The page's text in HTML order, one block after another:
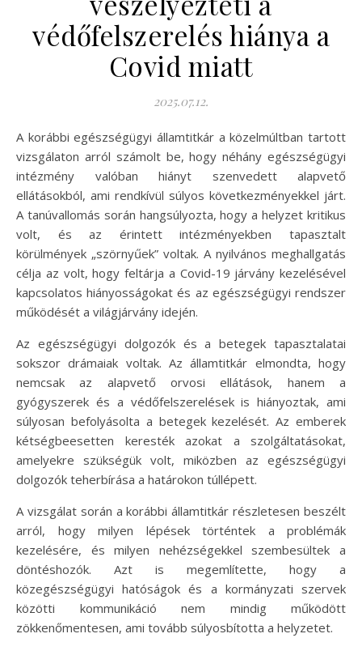
védőfelszerelés hiánya a
Covid miatt
2025.07.12.
A korábbi egészségügyi államtitkár a közelmúltban tartott
vizsgálaton arról számolt be, hogy néhány egészségügyi
intézmény valóban hiányt szenvedett alapvető
ellátásokból, ami rendkívül súlyos következményekkel járt.
A tanúvallomás során hangsúlyozta, hogy a helyzet kritikus
volt, és az érintett intézményekben tapasztalt
körülmények „szörnyűek” voltak. A nyilvános meghallgatás
célja az volt, hogy feltárja a Covid-19 járvány kezelésével
kapcsolatos hiányosságokat és az egészségügyi rendszer
működését a világjárvány idején.
Az egészségügyi dolgozók és a betegek tapasztalatai
sokszor drámaiak voltak. Az államtitkár elmondta, hogy
nemcsak az alapvető orvosi ellátások, hanem a
gyógyszerek és a védőfelszerelések is hiányoztak, ami
súlyosan befolyásolta a betegek kezelését. Az emberek
kétségbeesetten keresték azokat a szolgáltatásokat,
amelyekre szükségük volt, miközben az egészségügyi
dolgozók teherbírása a határokon túllépett.
A vizsgálat során a korábbi államtitkár részletesen beszélt
arról, hogy milyen lépések történtek a problémák
kezelésére, és milyen nehézségekkel szembesültek a
döntéshozók. Azt is megemlítette, hogy a
közegészségügyi hatóságok és a kormányzati szervek
közötti kommunikáció nem mindig működött
zökkenőmentesen, ami tovább súlyosbította a helyzetet.